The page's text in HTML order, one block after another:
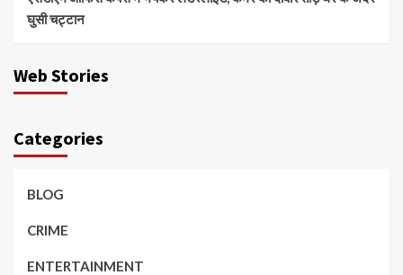
घुसी चट्टान
Web Stories
Categories
BLOG
CRIME
ENTERTAINMENT